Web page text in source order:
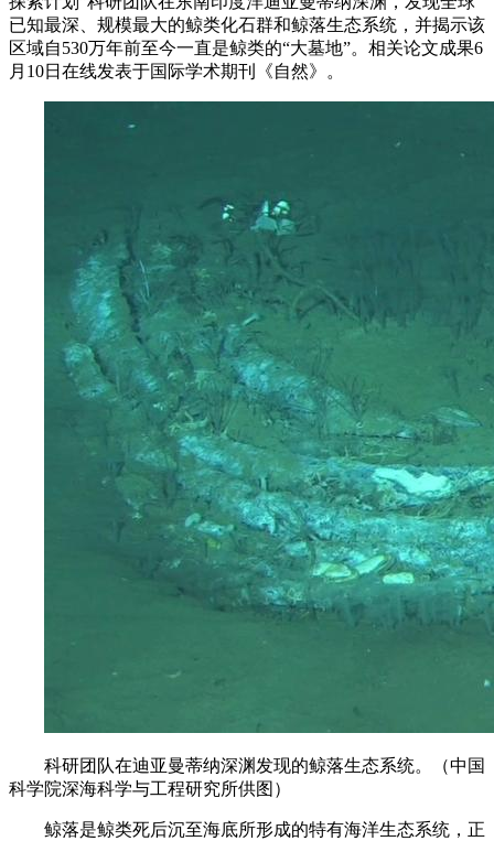
已知最深、规模最大的鲸类化石群和鲸落生态系统，并揭示该
区域自530万年前至今一直是鲸类的“大墓地”。相关论文成果6
月10日在线发表于国际学术期刊《自然》。
科研团队在迪亚曼蒂纳深渊发现的鲸落生态系统。（中国
科学院深海科学与工程研究所供图）
鲸落是鲸类死后沉至海底所形成的特有海洋生态系统，正